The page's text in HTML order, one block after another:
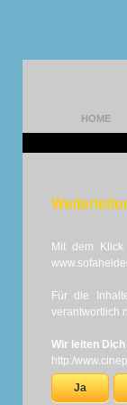
HOME
Mit dem
Für die
verantwortlich
Wir leiten
http:/
Ja